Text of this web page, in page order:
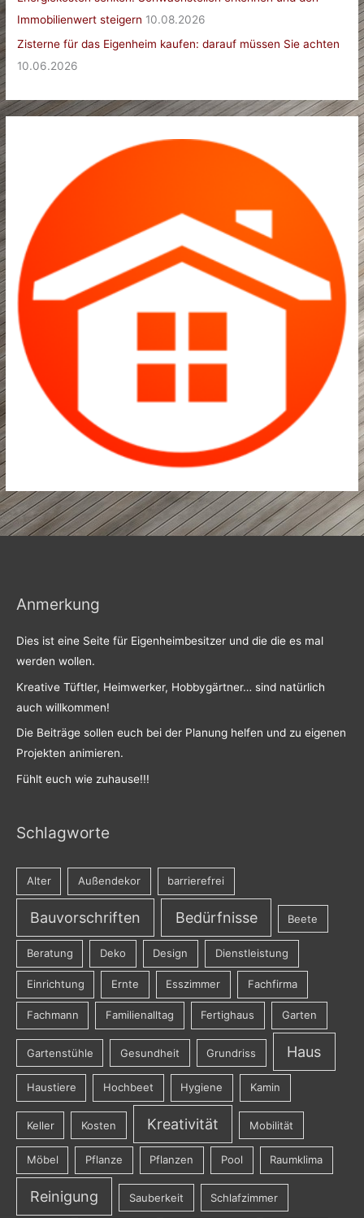
Immobilienwert steigern 10.08.2026
Zisterne für das Eigenheim kaufen: darauf müssen Sie achten
10.06.2026
Anmerkung
Dies ist eine Seite für Eigenheimbesitzer und die die es mal
werden wollen.
Kreative Tüftler, Heimwerker, Hobbygärtner… sind natürlich
auch willkommen!
Die Beiträge sollen euch bei der Planung helfen und zu eigenen
Projekten animieren.
Fühlt euch wie zuhause!!!
Schlagworte
Alter Außendekor barrierefrei
Bauvorschriften Bedürfnisse Beete
Beratung Deko Design Dienstleistung
Einrichtung Ernte Esszimmer Fachfirma
Fachmann Familienalltag Fertighaus Garten
Gartenstühle Gesundheit Grundriss Haus
Haustiere Hochbeet Hygiene Kamin
Keller Kosten Kreativität Mobilität
Möbel Pflanze Pflanzen Pool Raumklima
Reinigung Sauberkeit Schlafzimmer